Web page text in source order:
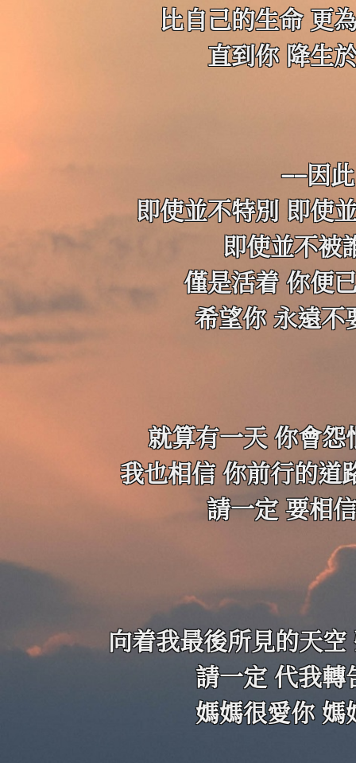
比自己的生命 更
直到你 降生
——因此
即使並不特別 即使
即使並不被
僅是活着 你便
希望你 永遠不
就算有一天 你會怨
我也相信 你前行的道
請一定 要相
向着我最後所見的天空
請一定 代我轉
媽媽很愛你 媽